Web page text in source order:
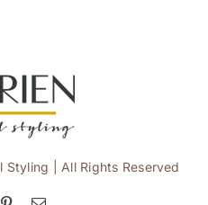
| All Rights Reserved